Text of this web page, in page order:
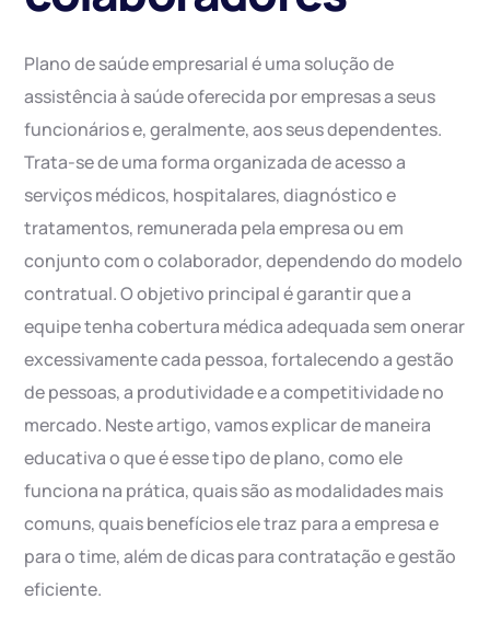
Plano de saúde empresarial é uma solução de
assistência à saúde oferecida por empresas a seus
funcionários e, geralmente, aos seus dependentes.
Trata-se de uma forma organizada de acesso a
serviços médicos, hospitalares, diagnóstico e
tratamentos, remunerada pela empresa ou em
conjunto com o colaborador, dependendo do modelo
contratual. O objetivo principal é garantir que a
equipe tenha cobertura médica adequada sem onerar
excessivamente cada pessoa, fortalecendo a gestão
de pessoas, a produtividade e a competitividade no
mercado. Neste artigo, vamos explicar de maneira
educativa o que é esse tipo de plano, como ele
funciona na prática, quais são as modalidades mais
comuns, quais benefícios ele traz para a empresa e
para o time, além de dicas para contratação e gestão
eficiente.